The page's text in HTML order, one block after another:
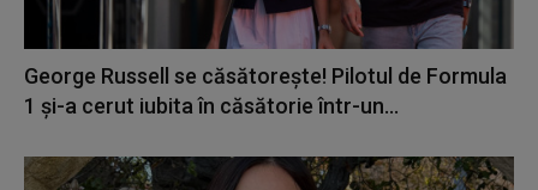
George Russell se căsătorește! Pilotul de Formula
1 și-a cerut iubita în căsătorie într-un...